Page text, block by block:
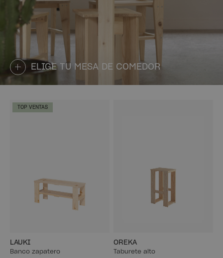
ELIGE TU MESA DE COMEDOR
TOP VENTAS
LAUKI
Banco zapatero
OREKA
Taburete alto